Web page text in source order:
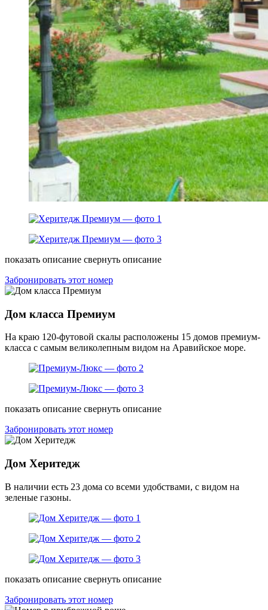
показать описание свернуть описание
Забронировать этот номер
Дом класса Премиум
На краю 120-футовой скалы расположены 15 домов премиум-
класса с самым великолепным видом на Аравийское море.
показать описание свернуть описание
Забронировать этот номер
Дом Херитедж
В наличии есть 23 дома со всеми удобствами, с видом на
зеленые газоны.
показать описание свернуть описание
Забронировать этот номер